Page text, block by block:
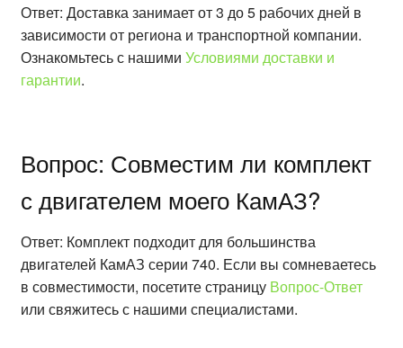
Ответ: Доставка занимает от 3 до 5 рабочих дней в
зависимости от региона и транспортной компании.
Ознакомьтесь с нашими Условиями доставки и
гарантии.
Вопрос: Совместим ли комплект
с двигателем моего КамАЗ?
Ответ: Комплект подходит для большинства
двигателей КамАЗ серии 740. Если вы сомневаетесь
в совместимости, посетите страницу Вопрос-Ответ
или свяжитесь с нашими специалистами.